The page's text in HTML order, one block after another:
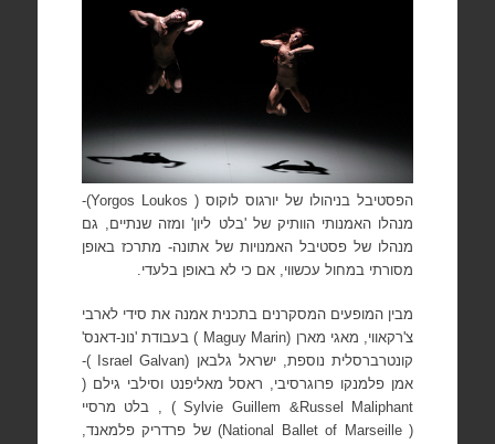
הפסטיבל בניהולו של יורגוס לוקוס ( Yorgos Loukos
)-
מנהלו האמנותי הוותיק של 'בלט ליון' ומזה שנתיים, גם
מנהלו של פסטיבל האמנויות של אתונה- מתרכז באופן
מסורתי במחול עכשווי, אם כי לא באופן בלעדי.
מבין המופעים המסקרנים בתכנית אמנה את סידי לארבי
צ'רקאווי, מאגי מארן (Maguy Marin ) בעבודת 'נונ-דאנס'
קונטרברסלית נוספת, ישראל גלבאן (Israel Galvan
)-
אמן פלמנקו פרוגרסיבי, ראסל מאליפנט וסילבי גילם (
Russel Maliphant
&
Sylvie Guillem) , בלט מרסיי
(
National Ballet of Marseille) של פרדריק פלמאנד,